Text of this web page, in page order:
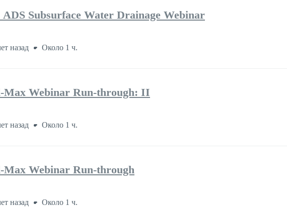
Subsurface Water Drainage Webinar
назад Около 1 ч.
Max Webinar Run-through: II
назад Около 1 ч.
Max Webinar Run-through
назад Около 1 ч.